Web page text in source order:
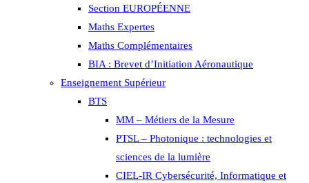
Section EUROPÉENNE
Maths Expertes
Maths Complémentaires
BIA : Brevet d’Initiation Aéronautique
Enseignement Supérieur
BTS
MM – Métiers de la Mesure
PTSL – Photonique : technologies et
sciences de la lumière
CIEL-IR Cybersécurité, Informatique et